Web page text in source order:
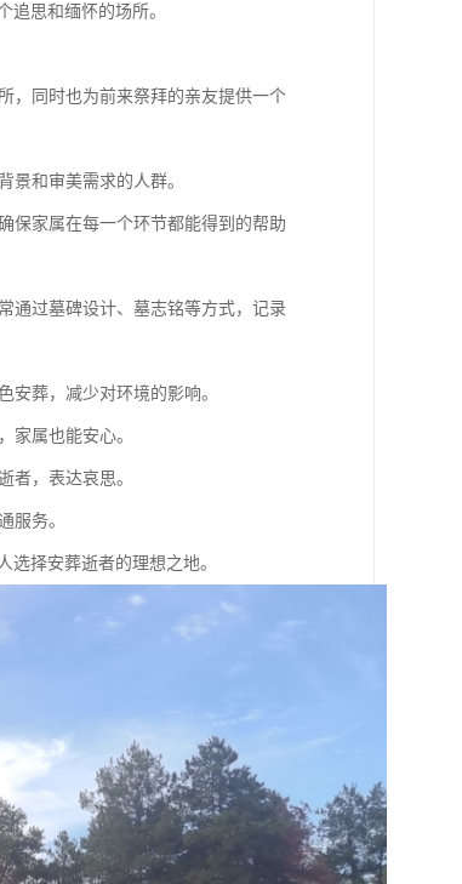
思和缅怀的场所。
，同时也为前来祭拜的亲友提供一个
景和审美需求的人群。
保家属在每一个环节都能得到的帮助
通过墓碑设计、墓志铭等方式，记录
安葬，减少对环境的影响。
家属也能安心。
者，表达哀思。
服务。
择安葬逝者的理想之地。